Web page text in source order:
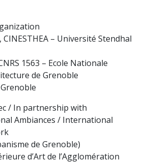
CINESTHEA – Université Stendhal
1563 – Ecole Nationale
de Grenoble
/ In partnership with
Ambiances / International
de Grenoble)
d’Art de l’Agglomération